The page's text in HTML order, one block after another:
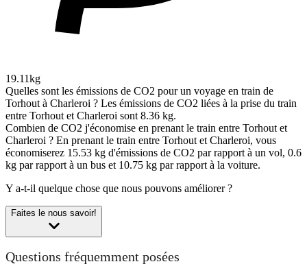
19.11kg
Quelles sont les émissions de CO2 pour un voyage en train de
Torhout à Charleroi ? Les émissions de CO2 liées à la prise du train
entre Torhout et Charleroi sont 8.36 kg.
Combien de CO2 j'économise en prenant le train entre Torhout et
Charleroi ? En prenant le train entre Torhout et Charleroi, vous
économiserez 15.53 kg d'émissions de CO2 par rapport à un vol, 0.6
kg par rapport à un bus et 10.75 kg par rapport à la voiture.
Y a-t-il quelque chose que nous pouvons améliorer ?
Faites le nous savoir!
Questions fréquemment posées